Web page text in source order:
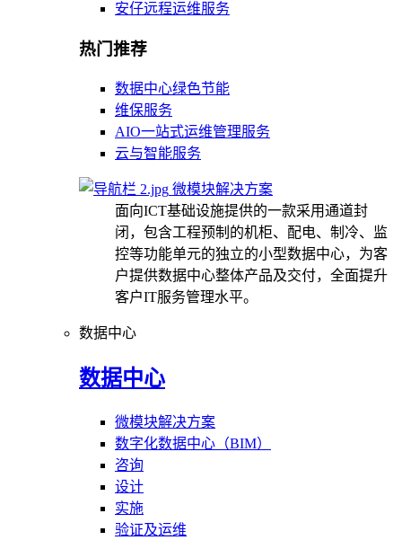
安仔远程运维服务
热门推荐
数据中心绿色节能
维保服务
AIO一站式运维管理服务
云与智能服务
微模块解决方案
面向ICT基础设施提供的一款采用通道封
闭，包含工程预制的机柜、配电、制冷、监
控等功能单元的独立的小型数据中心，为客
户提供数据中心整体产品及交付，全面提升
客户IT服务管理水平。
数据中心
数据中心
微模块解决方案
数字化数据中心（BIM）
咨询
设计
实施
验证及运维